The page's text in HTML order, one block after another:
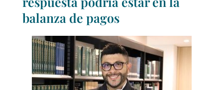
balanza de pagos